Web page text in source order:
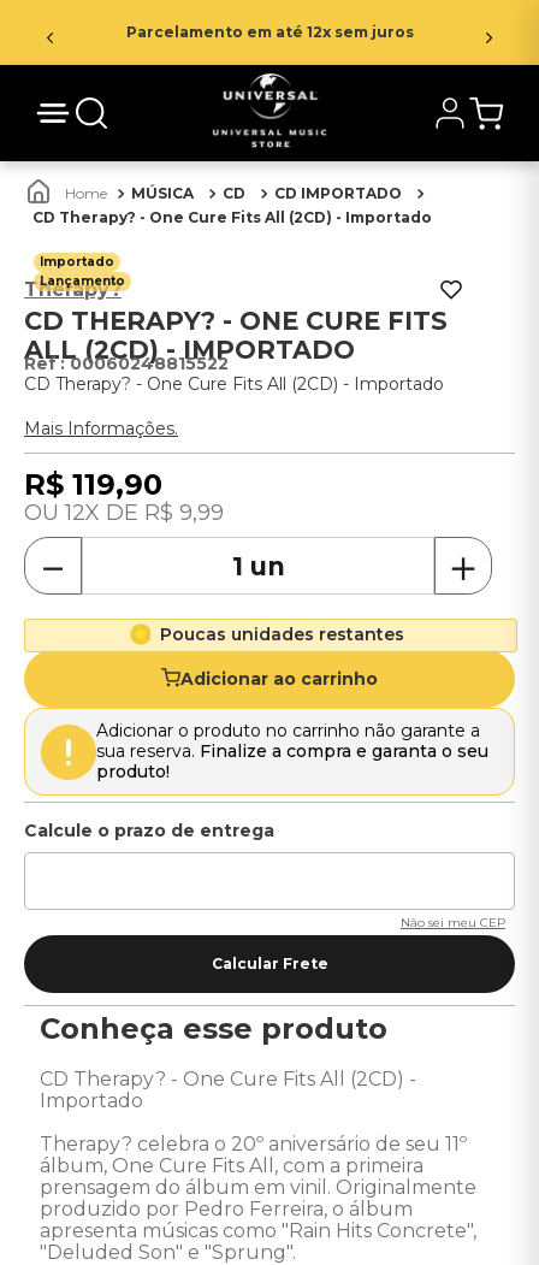
Parcelamento em até 12x sem juros
MÚSICA CD
CD IMPORTADO
CD Therapy? - One Cure Fits All (2CD) - Importado
Importado
Lançamento
Therapy?
CD THERAPY? - ONE CURE FITS
ALL (2CD) - IMPORTADO
:00060248815522
CD Therapy? - One Cure Fits All (2CD) - Importado
Mais Informações.
R$ 119,90
12 R$ 9,99
＋
－
Poucas unidades restantes
Adicionar ao carrinho
Adicionar o produto no carrinho não garante a
sua reserva. Finalize a compra e garanta o seu
produto!
Não sei meu CEP
Conheça esse produto
CD Therapy? - One Cure Fits All (2CD) -
Importado
Therapy? celebra o 20º aniversário de seu 11º
álbum, One Cure Fits All, com a primeira
prensagem do álbum em vinil. Originalmente
produzido por Pedro Ferreira, o álbum
apresenta músicas como "Rain Hits Concrete",
"Deluded Son" e "Sprung".